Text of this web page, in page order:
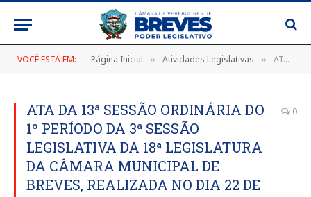
VOCÊ ESTÁ EM: Página Inicial » Atividades Legislativas » ATA DA 13ª SESSÃO ORDINÁRIA DO 1º PERÍODO DA 3ª SESSÃO LEGISLATIVA DA 18ª LEGISLATURA DA CÂMARA MUNICIPAL DE BREVES, REALIZADA NO DIA 22 DE MARÇO DE 2019
ATA DA 13ª SESSÃO ORDINÁRIA DO
1º PERÍODO DA 3ª SESSÃO
LEGISLATIVA DA 18ª LEGISLATURA
DA CÂMARA MUNICIPAL DE
BREVES, REALIZADA NO DIA 22 DE
0